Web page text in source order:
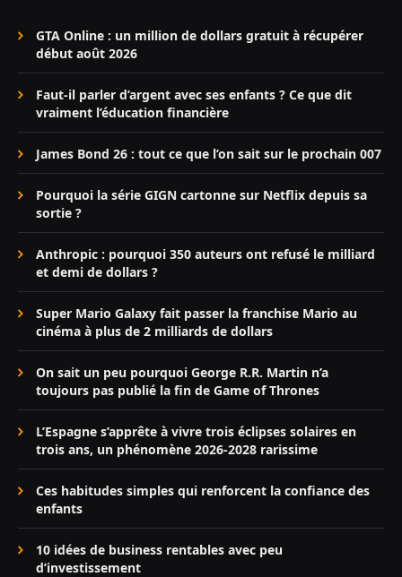
GTA Online : un million de dollars gratuit à récupérer
début août 2026
Faut-il parler d’argent avec ses enfants ? Ce que dit
vraiment l’éducation financière
James Bond 26 : tout ce que l’on sait sur le prochain 007
Pourquoi la série GIGN cartonne sur Netflix depuis sa
sortie ?
Anthropic : pourquoi 350 auteurs ont refusé le milliard
et demi de dollars ?
Super Mario Galaxy fait passer la franchise Mario au
cinéma à plus de 2 milliards de dollars
On sait un peu pourquoi George R.R. Martin n’a
toujours pas publié la fin de Game of Thrones
L’Espagne s’apprête à vivre trois éclipses solaires en
trois ans, un phénomène 2026-2028 rarissime
Ces habitudes simples qui renforcent la confiance des
enfants
10 idées de business rentables avec peu
d’investissement